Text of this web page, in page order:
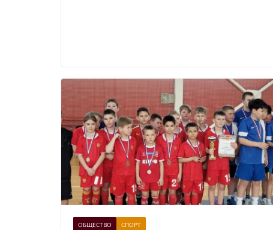
ОБЩЕСТВО СПОРТ